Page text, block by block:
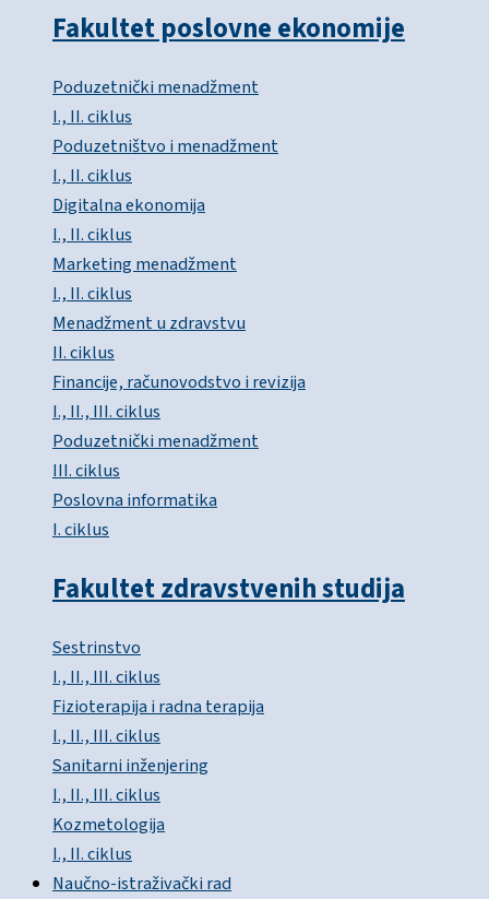
Fakultet poslovne ekonomije
Poduzetnički menadžment
I., II. ciklus
Poduzetništvo i menadžment
I., II. ciklus
Digitalna ekonomija
I., II. ciklus
Marketing menadžment
I., II. ciklus
Menadžment u zdravstvu
II. ciklus
Financije, računovodstvo i revizija
I., II., III. ciklus
Poduzetnički menadžment
III. ciklus
Poslovna informatika
I. ciklus
Fakultet zdravstvenih studija
Sestrinstvo
I., II., III. ciklus
Fizioterapija i radna terapija
I., II., III. ciklus
Sanitarni inženjering
I., II., III. ciklus
Kozmetologija
I., II. ciklus
Naučno-istraživački rad